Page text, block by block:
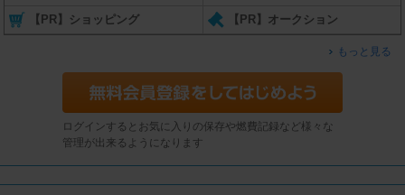
【PR】ショッピング 【PR】オークション
もっと見る
ログインするとお気に入りの保存や燃費記録など様々な
管理が出来るようになります